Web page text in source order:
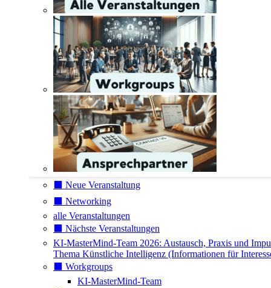
⬛️ Neue Veranstaltung
⬛️ Networking
alle Veranstaltungen
⬛️ Nächste Veranstaltungen
KI-MasterMind-Team 2026: Austausch, Praxis und
Thema Künstliche Intelligenz (Informationen für
⬛️ Workgroups
KI-MasterMind-Team